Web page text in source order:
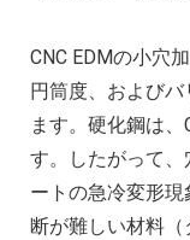
CNC EDMの小穴
円筒度、および
ます。硬化鋼は、
す。したがって
ートの急冷変形
断が難しい材料